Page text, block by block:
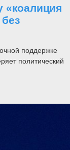
«коалиция
поддержке
политический